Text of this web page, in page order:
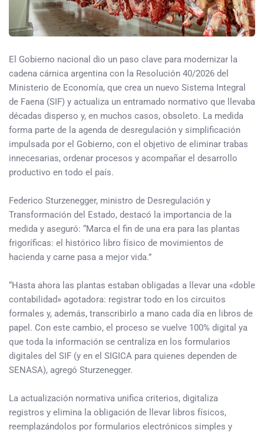
El Gobierno nacional dio un paso clave para modernizar la
cadena cárnica argentina con la Resolución 40/2026 del
Ministerio de Economía, que crea un nuevo Sistema Integral
de Faena (SIF) y actualiza un entramado normativo que llevaba
décadas disperso y, en muchos casos, obsoleto. La medida
forma parte de la agenda de desregulación y simplificación
impulsada por el Gobierno, con el objetivo de eliminar trabas
innecesarias, ordenar procesos y acompañar el desarrollo
productivo en todo el país.
Federico Sturzenegger, ministro de Desregulación y
Transformación del Estado, destacó la importancia de la
medida y aseguró: “Marca el fin de una era para las plantas
frigoríficas: el histórico libro físico de movimientos de
hacienda y carne pasa a mejor vida.”
“Hasta ahora las plantas estaban obligadas a llevar una «doble
contabilidad» agotadora: registrar todo en los circuitos
formales y, además, transcribirlo a mano cada día en libros de
papel. Con este cambio, el proceso se vuelve 100% digital ya
que toda la información se centraliza en los formularios
digitales del SIF (y en el SIGICA para quienes dependen de
SENASA), agregó Sturzenegger.
La actualización normativa unifica criterios, digitaliza
registros y elimina la obligación de llevar libros físicos,
reemplazándolos por formularios electrónicos simples y